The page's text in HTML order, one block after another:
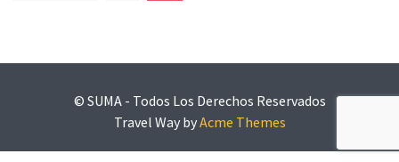
© SUMA - Todos Los Derechos Reservados
Travel Way byAcme Themes